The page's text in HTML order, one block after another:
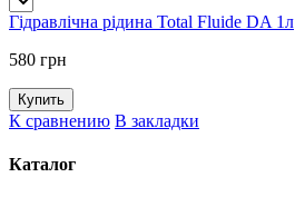
Гідравлічна рідина Total Fluide DA 1л
580 грн
К сравнению В закладки
Каталог